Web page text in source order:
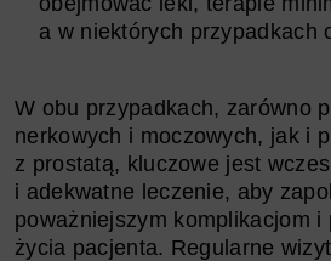
a w niektórych przypadkach
W obu przypadkach, zarówno
nerkowych i moczowych, jak i
z prostatą, kluczowe jest
i adekwatne leczenie, aby
poważniejszym komplikacjom i
życia pacjenta. Regularne